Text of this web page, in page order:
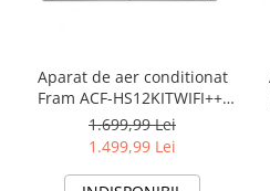
Aparat de aer conditionat
Fram ACF-HS12KITWIFI++,
12000 BTU, Wifi, Kit
instalare inclus, Functie
1.699,99 Lei
1.499,99 Lei